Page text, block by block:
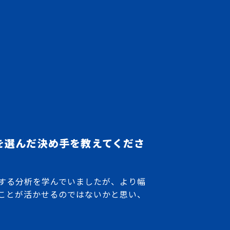
んだ決め手を教えてくださ
る分析を学んでいましたが、より幅
が活かせるのではないかと思い、